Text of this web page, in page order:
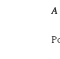
A